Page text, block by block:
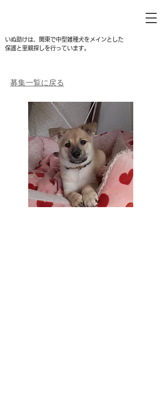
いぬ助けは、関東で中型雑種犬をメインとした
保護と里親探しを行っています。
募集一覧に戻る